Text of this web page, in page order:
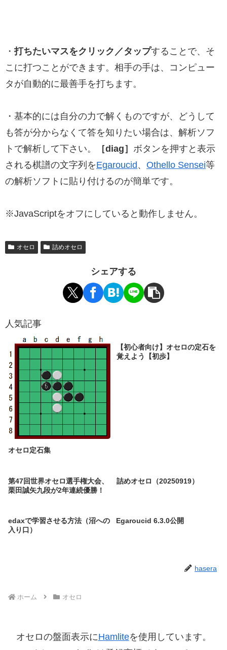
・打ちたいマスをクリック／タップすることで、そ
こに打つことができます。相手の手は、コンピュー
タが自動的に最善手を打ちます。
・基本的には自分の力で解くものですが、どうして
も答が分からなくて答を知りたい場合は、解析ソフ
トで解析して下さい。
［diag］ ボタンを押すと表示
される棋譜の文字列をEgaroucid、 Othello Sensei等
の解析ソフトに貼り付けるのが簡単です。
※JavaScriptをオフにしていると動作しません。
オセロ 詰めオセロ
シェアする
人気記事
オセロ定石集
【初心者向け】オセロの定石を
覚えよう【初歩】
第47回世界オセロ選手権大会、
栗田誠矢九段が2年連続優勝！
詰めオセロ（20250919）
edaxで学習させる方法（沼への
入り口）
Egaroucid 6.3.0公開
hasera
ホーム オセロ
オセロの盤面表示にHamliteを使用しています。